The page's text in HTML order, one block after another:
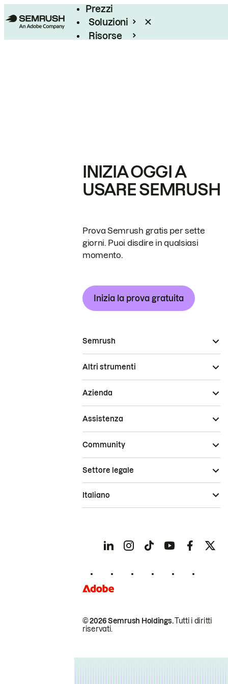
Prezzi
Soluzioni
Risorse
INIZIA OGGI A
USARE SEMRUSH
Prova Semrush gratis per sette
giorni. Puoi disdire in qualsiasi
momento.
Inizia la prova gratuita
Semrush
Altri strumenti
Azienda
Assistenza
Community
© 2026 Semrush Holdings.Tutti i diritti
riservati.
Settore legale
Italiano